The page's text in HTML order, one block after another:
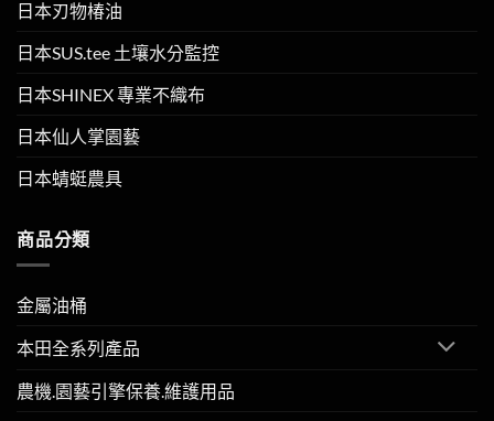
日本刃物椿油
日本SUS.tee 土壤水分監控
日本SHINEX 專業不織布
日本仙人掌園藝
日本蜻蜓農具
商品分類
金屬油桶
本田全系列產品
農機.園藝引擎保養.維護用品